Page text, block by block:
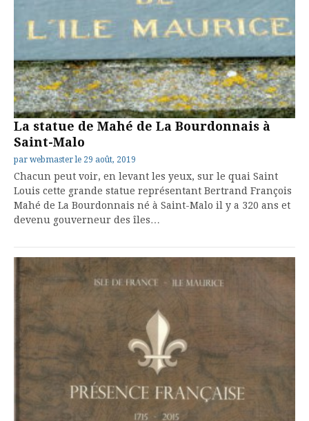
La statue de Mahé de La Bourdonnais à
Saint-Malo
par webmaster le 29 août, 2019
Chacun peut voir, en levant les yeux, sur le quai Saint
Louis cette grande statue représentant Bertrand François
Mahé de La Bourdonnais né à Saint-Malo il y a 320 ans et
devenu gouverneur des îles…